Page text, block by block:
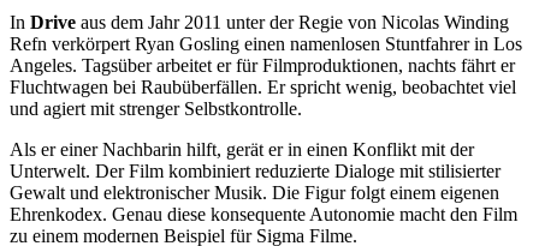
In Drive aus dem Jahr 2011 unter der Regie von Nicolas Winding
Refn verkörpert Ryan Gosling einen namenlosen Stuntfahrer in Los
Angeles. Tagsüber arbeitet er für Filmproduktionen, nachts fährt er
Fluchtwagen bei Raubüberfällen. Er spricht wenig, beobachtet viel
und agiert mit strenger Selbstkontrolle.
Als er einer Nachbarin hilft, gerät er in einen Konflikt mit der
Unterwelt. Der Film kombiniert reduzierte Dialoge mit stilisierter
Gewalt und elektronischer Musik. Die Figur folgt einem eigenen
Ehrenkodex. Genau diese konsequente Autonomie macht den Film
zu einem modernen Beispiel für Sigma Filme.